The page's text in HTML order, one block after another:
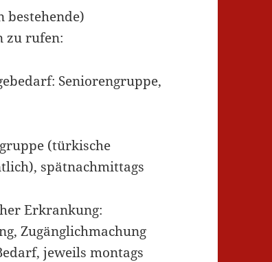
bestehende)
zu rufen:
Seniorengruppe,
(türkische
spätnachmittags
Erkrankung:
Zugänglichmachung
jeweils montags